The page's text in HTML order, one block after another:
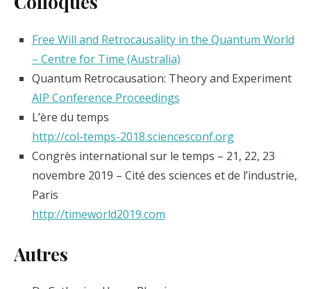
Free Will and Retrocausality in the Quantum World
– Centre for Time (Australia)
Quantum Retrocausation: Theory and Experiment
AIP Conference Proceedings
L’ère du temps
http://col-temps-2018.sciencesconf.org
Congrès international sur le temps – 21, 22, 23
novembre 2019 – Cité des sciences et de l’industrie,
Paris
http://timeworld2019.com
Autres